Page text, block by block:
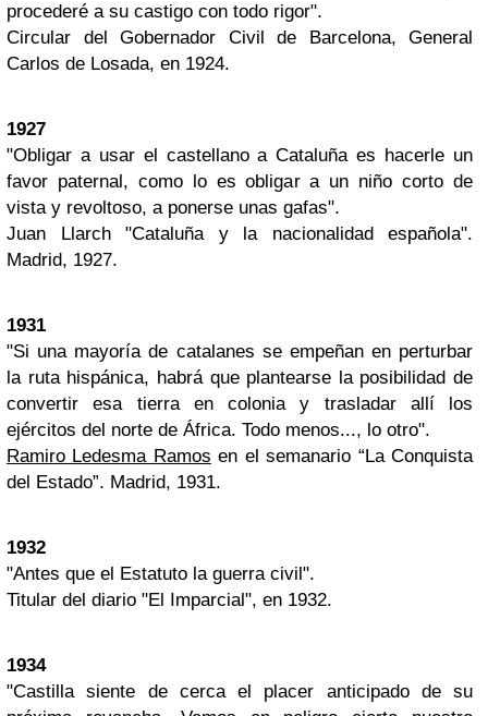
procederé a su castigo con todo rigor".
Circular del Gobernador Civil de Barcelona, General
Carlos de Losada, en 1924.
1927
"Obligar a usar el castellano a Cataluña es hacerle un
favor paternal, como lo es obligar a un niño corto de
vista y revoltoso, a ponerse unas gafas".
Juan Llarch "Cataluña y la nacionalidad española".
Madrid, 1927.
1931
"Si una mayoría de catalanes se empeñan en perturbar
la ruta hispánica, habrá que plantearse la posibilidad de
convertir esa tierra en colonia y trasladar allí los
ejércitos del norte de África. Todo menos..., lo otro".
Ramiro Ledesma Ramos en el semanario “La Conquista
del Estado”. Madrid, 1931.
1932
"Antes que el Estatuto la guerra civil".
Titular del diario "El Imparcial", en 1932.
1934
"Castilla siente de cerca el placer anticipado de su